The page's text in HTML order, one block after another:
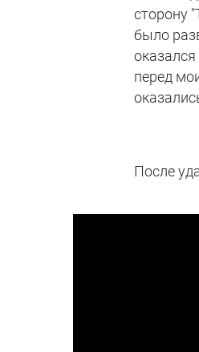
сторону
было
перед
После